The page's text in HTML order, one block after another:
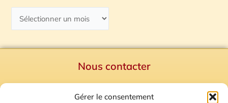
Gérer le consentement
Nous contacter